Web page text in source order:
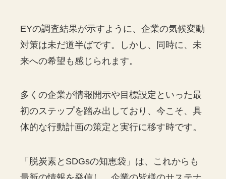
EYの調査結果が示すように、企業の気候変動
対策は未だ道半ばです。しかし、同時に、未
来への希望も感じられます。
多くの企業が情報開示や目標設定といった最
初のステップを踏み出しており、今こそ、具
体的な行動計画の策定と実行に移す時です。
「脱炭素とSDGsの知恵袋」は、これからも